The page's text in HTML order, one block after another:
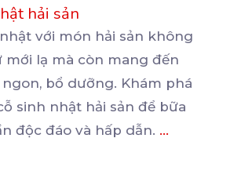
hải sản
với món hải sản không
mới lạ mà còn mang đến
bổ dưỡng. Khám phá
sinh nhật hải sản để bữa
độc đáo và hấp dẫn. ...